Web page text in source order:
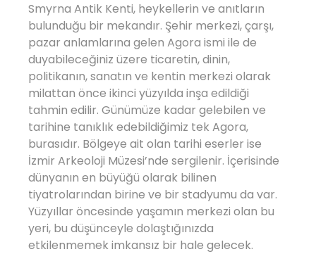
Smyrna Antik Kenti, heykellerin ve anıtların
bulunduğu bir mekandır. Şehir merkezi, çarşı,
pazar anlamlarına gelen Agora ismi ile de
duyabileceğiniz üzere ticaretin, dinin,
politikanın, sanatın ve kentin merkezi olarak
milattan önce ikinci yüzyılda inşa edildiği
tahmin edilir. Günümüze kadar gelebilen ve
tarihine tanıklık edebildiğimiz tek Agora,
burasıdır. Bölgeye ait olan tarihi eserler ise
İzmir Arkeoloji Müzesi’nde sergilenir. İçerisinde
dünyanın en büyüğü olarak bilinen
tiyatrolarından birine ve bir stadyumu da var.
Yüzyıllar öncesinde yaşamın merkezi olan bu
yeri, bu düşünceyle dolaştığınızda
etkilenmemek imkansız bir hale gelecek.